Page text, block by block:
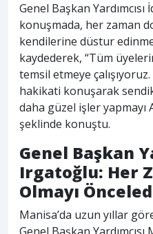
Genel Başkan Yardımcısı
konuşmada, her zaman
kendilerine düstur
kaydederek, “Tüm
temsil etmeye
hakikati konuşarak
daha güzel işler yapmayı
şeklinde konuştu.
Genel Başkan
Irgatoğlu: Her
Olmayı
Manisa’da uzun yıllar